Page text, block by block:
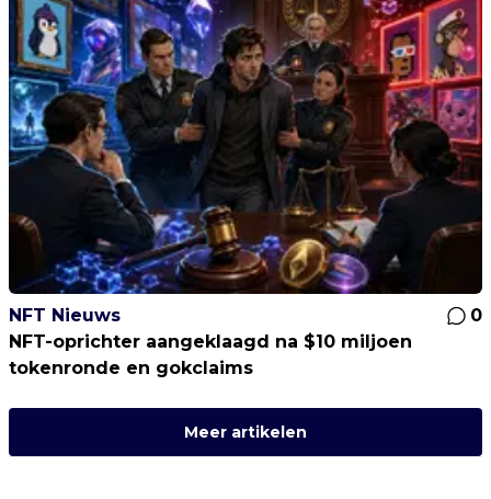
NFT Nieuws
0
NFT-oprichter aangeklaagd na $10 miljoen
tokenronde en gokclaims
Meer artikelen